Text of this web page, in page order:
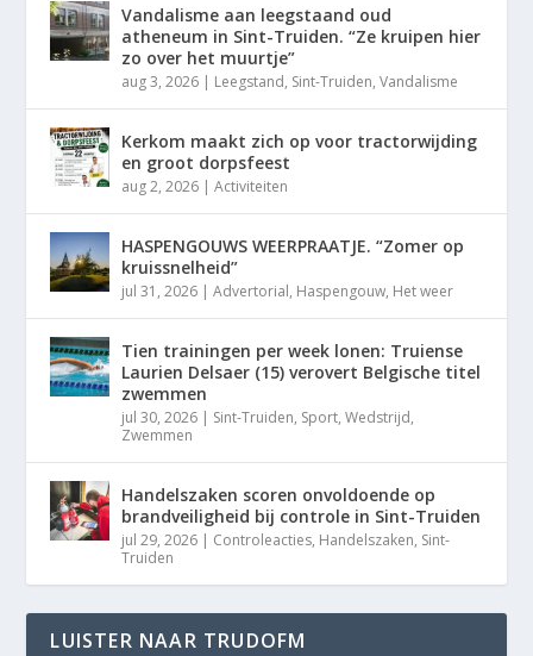
Vandalisme aan leegstaand oud
atheneum in Sint-Truiden. “Ze kruipen hier
zo over het muurtje”
aug 3, 2026 | Leegstand, Sint-Truiden,Vandalisme
Kerkom maakt zich op voor tractorwijding
en groot dorpsfeest
aug 2, 2026 |Activiteiten
HASPENGOUWS WEERPRAATJE. “Zomer op
kruissnelheid”
jul 31, 2026 |Advertorial, Haspengouw, Het weer
Tien trainingen per week lonen: Truiense
Laurien Delsaer (15) verovert Belgische titel
zwemmen
jul 30, 2026 | Sint-Truiden, Sport,Wedstrijd,
Zwemmen
Handelszaken scoren onvoldoende op
brandveiligheid bij controle in Sint-Truiden
jul 29, 2026 | Controleacties, Handelszaken, Sint-
Truiden
LUISTER NAAR TRUDOFM